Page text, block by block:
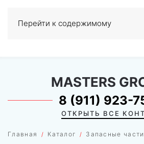
Перейти к содержимому
0
Главная Каталог Запасные
MASTERS
8 (911) 923-
ОТКРЫТЬ ВСЕ